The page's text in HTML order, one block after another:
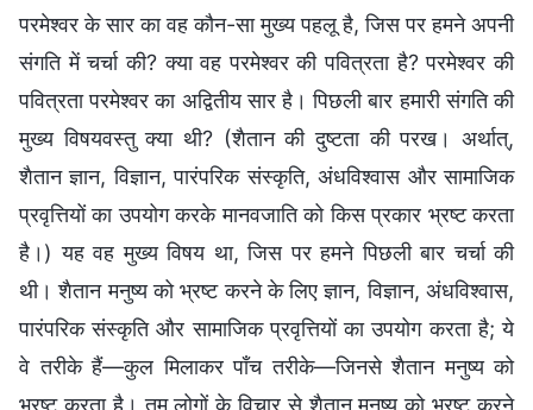
परमेश्वर के सार का वह कौन-सा मुख्‍य पहलू है, जिस पर हमने अपनी
संगति में चर्चा की? क्या वह परमेश्वर की पवित्रता है? परमेश्वर की
पवित्रता परमेश्वर का अद्वितीय सार है। पिछली बार हमारी संगति की
मुख्‍य विषयवस्‍तु क्‍या थी? (शैतान की दुष्टता की परख। अर्थात्,
शैतान ज्ञान, विज्ञान, पारंपरिक संस्कृति, अंधविश्वास और सामाजिक
प्रवृत्तियों का उपयोग करके मानवजाति को किस प्रकार भ्रष्ट करता
है।) यह वह मुख्य विषय था, जिस पर हमने पिछली बार चर्चा की
थी। शैतान मनुष्य को भ्रष्ट करने के लिए ज्ञान, विज्ञान, अंधविश्वास,
पारंपरिक संस्कृति और सामाजिक प्रवृत्तियों का उपयोग करता है; ये
वे तरीके हैं—कुल मिलाकर पाँच तरीके—जिनसे शैतान मनुष्य को
भ्रष्ट करता है। तुम लोगों के विचार से शैतान मनुष्य को भ्रष्ट करने